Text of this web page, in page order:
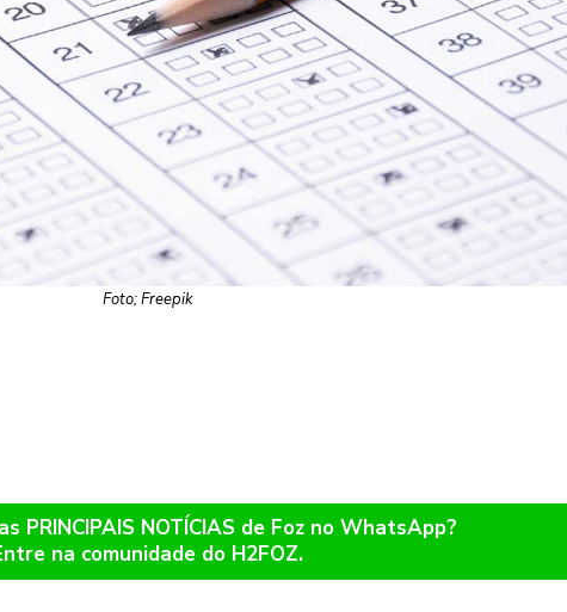
Foto; Freepik
PRINCIPAIS NOTÍCIAS de Foz no WhatsApp?
na comunidade do H2FOZ.